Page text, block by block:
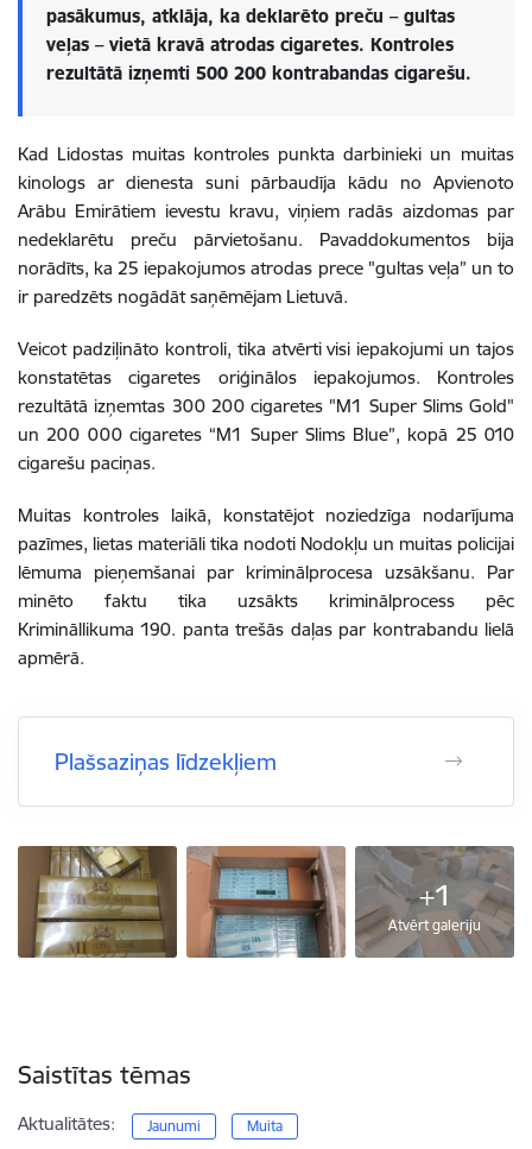
pasākumus, atklāja, ka deklarēto preču – gultas
veļas – vietā kravā atrodas cigaretes. Kontroles
rezultātā izņemti 500 200 kontrabandas cigarešu.
Kad Lidostas muitas kontroles punkta darbinieki un muitas
kinologs ar dienesta suni pārbaudīja kādu no Apvienoto
Arābu Emirātiem ievestu kravu, viņiem radās aizdomas par
nedeklarētu preču pārvietošanu. Pavaddokumentos bija
norādīts, ka 25 iepakojumos atrodas prece "gultas veļa” un to
ir paredzēts nogādāt saņēmējam Lietuvā.
Veicot padziļināto kontroli, tika atvērti visi iepakojumi un tajos
konstatētas cigaretes oriģinālos iepakojumos. Kontroles
rezultātā izņemtas 300 200 cigaretes "M1 Super Slims Gold"
un 200 000 cigaretes “M1 Super Slims Blue”, kopā 25 010
cigarešu paciņas.
Muitas kontroles laikā, konstatējot noziedzīga nodarījuma
pazīmes, lietas materiāli tika nodoti Nodokļu un muitas policijai
lēmuma pieņemšanai par kriminālprocesa uzsākšanu. Par
minēto faktu tika uzsākts kriminālprocess pēc
Krimināllikuma 190. panta trešās daļas par kontrabandu lielā
apmērā.
Plašsaziņas līdzekļiem
+1
Atvērt galeriju
Saistītas tēmas
Aktualitātes: Jaunumi Muita